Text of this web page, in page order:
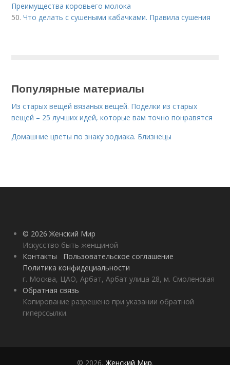
Преимущества коровьего молока
50.Что делать с сушеными кабачками. Правила сушения
Популярные материалы
Из старых вещей вязаных вещей. Поделки из старых
вещей – 25 лучших идей, которые вам точно понравятся
Домашние цветы по знаку зодиака. Близнецы
© 2026 Женский Мир
Искусство быть женщиной
Контакты
Пользовательское соглашение
Политика конфидециальности
г. Москва, ЦАО, Арбат, Арбат улица 28, м. Смоленская
Обратная связь
Копирование разрешено при указании обратной
гиперссылки.
© 2026, Женский Мир.